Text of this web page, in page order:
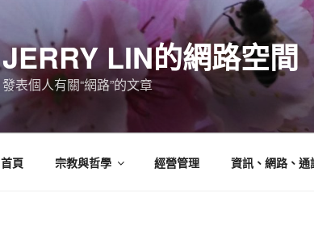
JERRY LIN的網路空間
發表個人有關“網路”的文章
首頁 宗教與哲學 經營管理 資訊、網路、通